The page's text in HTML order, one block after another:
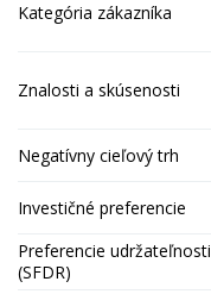
Kategória zákazníka
Znalosti a skúsenosti
Negatívny cieľový trh
Investičné preferencie
Preferencie udržateľnosti
(SFDR)